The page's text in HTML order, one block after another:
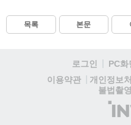
목록 본문
로그인 PC화
이용약관
개인정보
불법촬